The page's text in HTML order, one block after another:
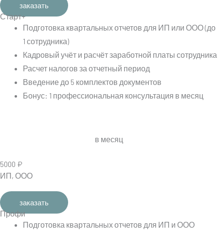
заказать
Старт+
Подготовка квартальных отчетов для ИП или ООО (до
1 сотрудника)
Кадровый учёт и расчёт заработной платы сотрудника
Расчет налогов за отчетный период
Введение до 5 комплектов документов
Бонус: 1 профессиональная консультация в месяц
в месяц
5000 ₽
ИП, ООО
заказать
Профи
Подготовка квартальных отчетов для ИП и ООО